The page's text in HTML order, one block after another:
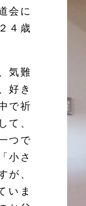
会に
４歳
気難
好き
で祈
て、
つで
小さ
が、
いま